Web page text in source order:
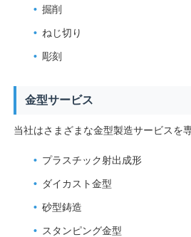
電子工学の射出成形
金型を緩める
掘削
ねじ切り
彫刻
金型サービス
当社はさまざまな金型製造サービスを
プラスチック射出成形
ダイカスト金型
砂型鋳造
スタンピング金型